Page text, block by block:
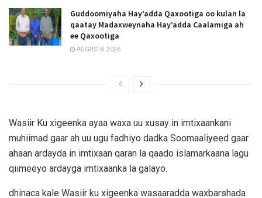
Guddoomiyaha Hay’adda Qaxootiga oo kulan la
qaatay Madaxweynaha Hay’adda Caalamiga ah
ee Qaxootiga
AUGUST 8, 2026
Wasiir Ku xigeenka ayaa waxa uu xusay in imtixaankani
muhiimad gaar ah uu ugu fadhiyo dadka Soomaaliyeed gaar
ahaan ardayda in imtixaan qaran la qaado islamarkaana lagu
qiimeeyo ardayga imtixaanka la galayo.
dhinaca kale Wasiir ku xigeenka wasaaradda waxbarshada